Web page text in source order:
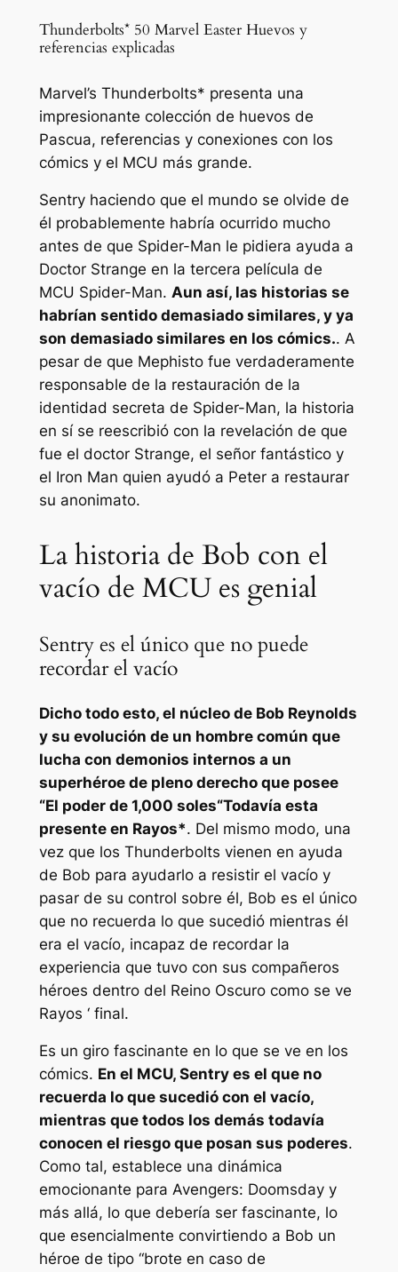
Thunderbolts* 50 Marvel Easter Huevos y
referencias explicadas
Marvel’s Thunderbolts* presenta una
impresionante colección de huevos de
Pascua, referencias y conexiones con los
cómics y el MCU más grande.
Sentry haciendo que el mundo se olvide de
él probablemente habría ocurrido mucho
antes de que Spider-Man le pidiera ayuda a
Doctor Strange en la tercera película de
MCU Spider-Man. Aun así, las historias se
habrían sentido demasiado similares, y ya
son demasiado similares en los cómics.. A
pesar de que Mephisto fue verdaderamente
responsable de la restauración de la
identidad secreta de Spider-Man, la historia
en sí se reescribió con la revelación de que
fue el doctor Strange, el señor fantástico y
el Iron Man quien ayudó a Peter a restaurar
su anonimato.
La historia de Bob con el
vacío de MCU es genial
Sentry es el único que no puede
recordar el vacío
Dicho todo esto, el núcleo de Bob Reynolds
y su evolución de un hombre común que
lucha con demonios internos a un
superhéroe de pleno derecho que posee
“El poder de 1,000 soles“Todavía esta
presente en Rayos*. Del mismo modo, una
vez que los Thunderbolts vienen en ayuda
de Bob para ayudarlo a resistir el vacío y
pasar de su control sobre él, Bob es el único
que no recuerda lo que sucedió mientras él
era el vacío, incapaz de recordar la
experiencia que tuvo con sus compañeros
héroes dentro del Reino Oscuro como se ve
Rayos ‘ final.
Es un giro fascinante en lo que se ve en los
cómics. En el MCU, Sentry es el que no
recuerda lo que sucedió con el vacío,
mientras que todos los demás todavía
conocen el riesgo que posan sus poderes.
Como tal, establece una dinámica
emocionante para Avengers: Doomsdayy
más allá, lo que debería ser fascinante, lo
que esencialmente convirtiendo a Bob un
héroe de tipo “brote en caso de